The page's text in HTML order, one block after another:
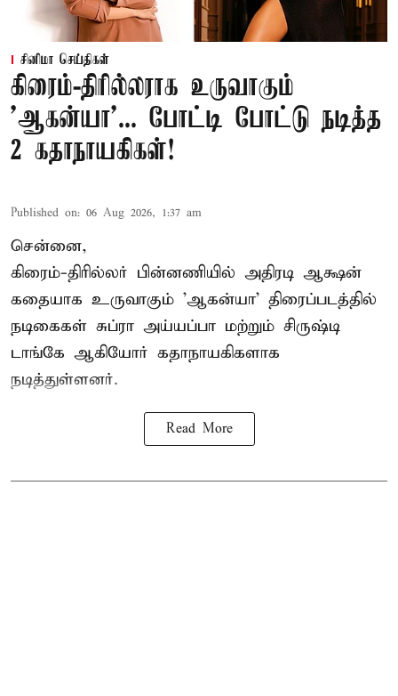
சினிமா செய்திகள்
கிரைம்-திரில்லராக உருவாகும்
'ஆகன்யா'... போட்டி போட்டு நடித்த
2 கதாநாயகிகள்!
Published on: 06 Aug 2026, 1:37 am
சென்னை,
கிரைம்-திரில்லர் பின்னணியில் அதிரடி ஆக்ஷன்
கதையாக உருவாகும் 'ஆகன்யா' திரைப்படத்தில்
நடிகைகள் சுப்ரா அய்யப்பா மற்றும் சிருஷ்டி
டாங்கே ஆகியோர் கதாநாயகிகளாக
நடித்துள்ளனர்.
Read More